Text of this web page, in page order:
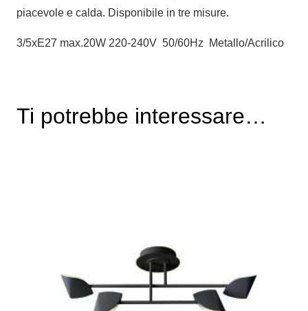
piacevole e calda. Disponibile in tre misure.
3/5xE27 max.20W 220-240V 50/60Hz Metallo/Acrilico
Ti potrebbe interessare…